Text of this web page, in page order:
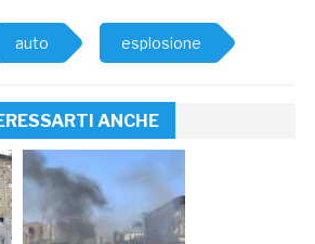
auto esplosione
ANCHE